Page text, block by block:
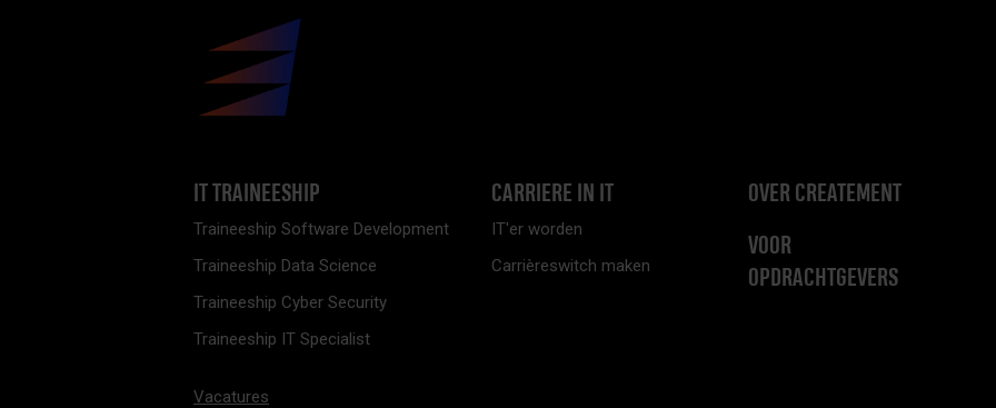
IT TRAINEESHIP
Traineeship Software Development
Traineeship Data Science
Traineeship Cyber Security
Traineeship IT Specialist
CARRIERE IN IT
IT'er worden
Carrièreswitch maken
OVER CREATEMENT
VOOR
OPDRACHTGEVERS
Vacatures